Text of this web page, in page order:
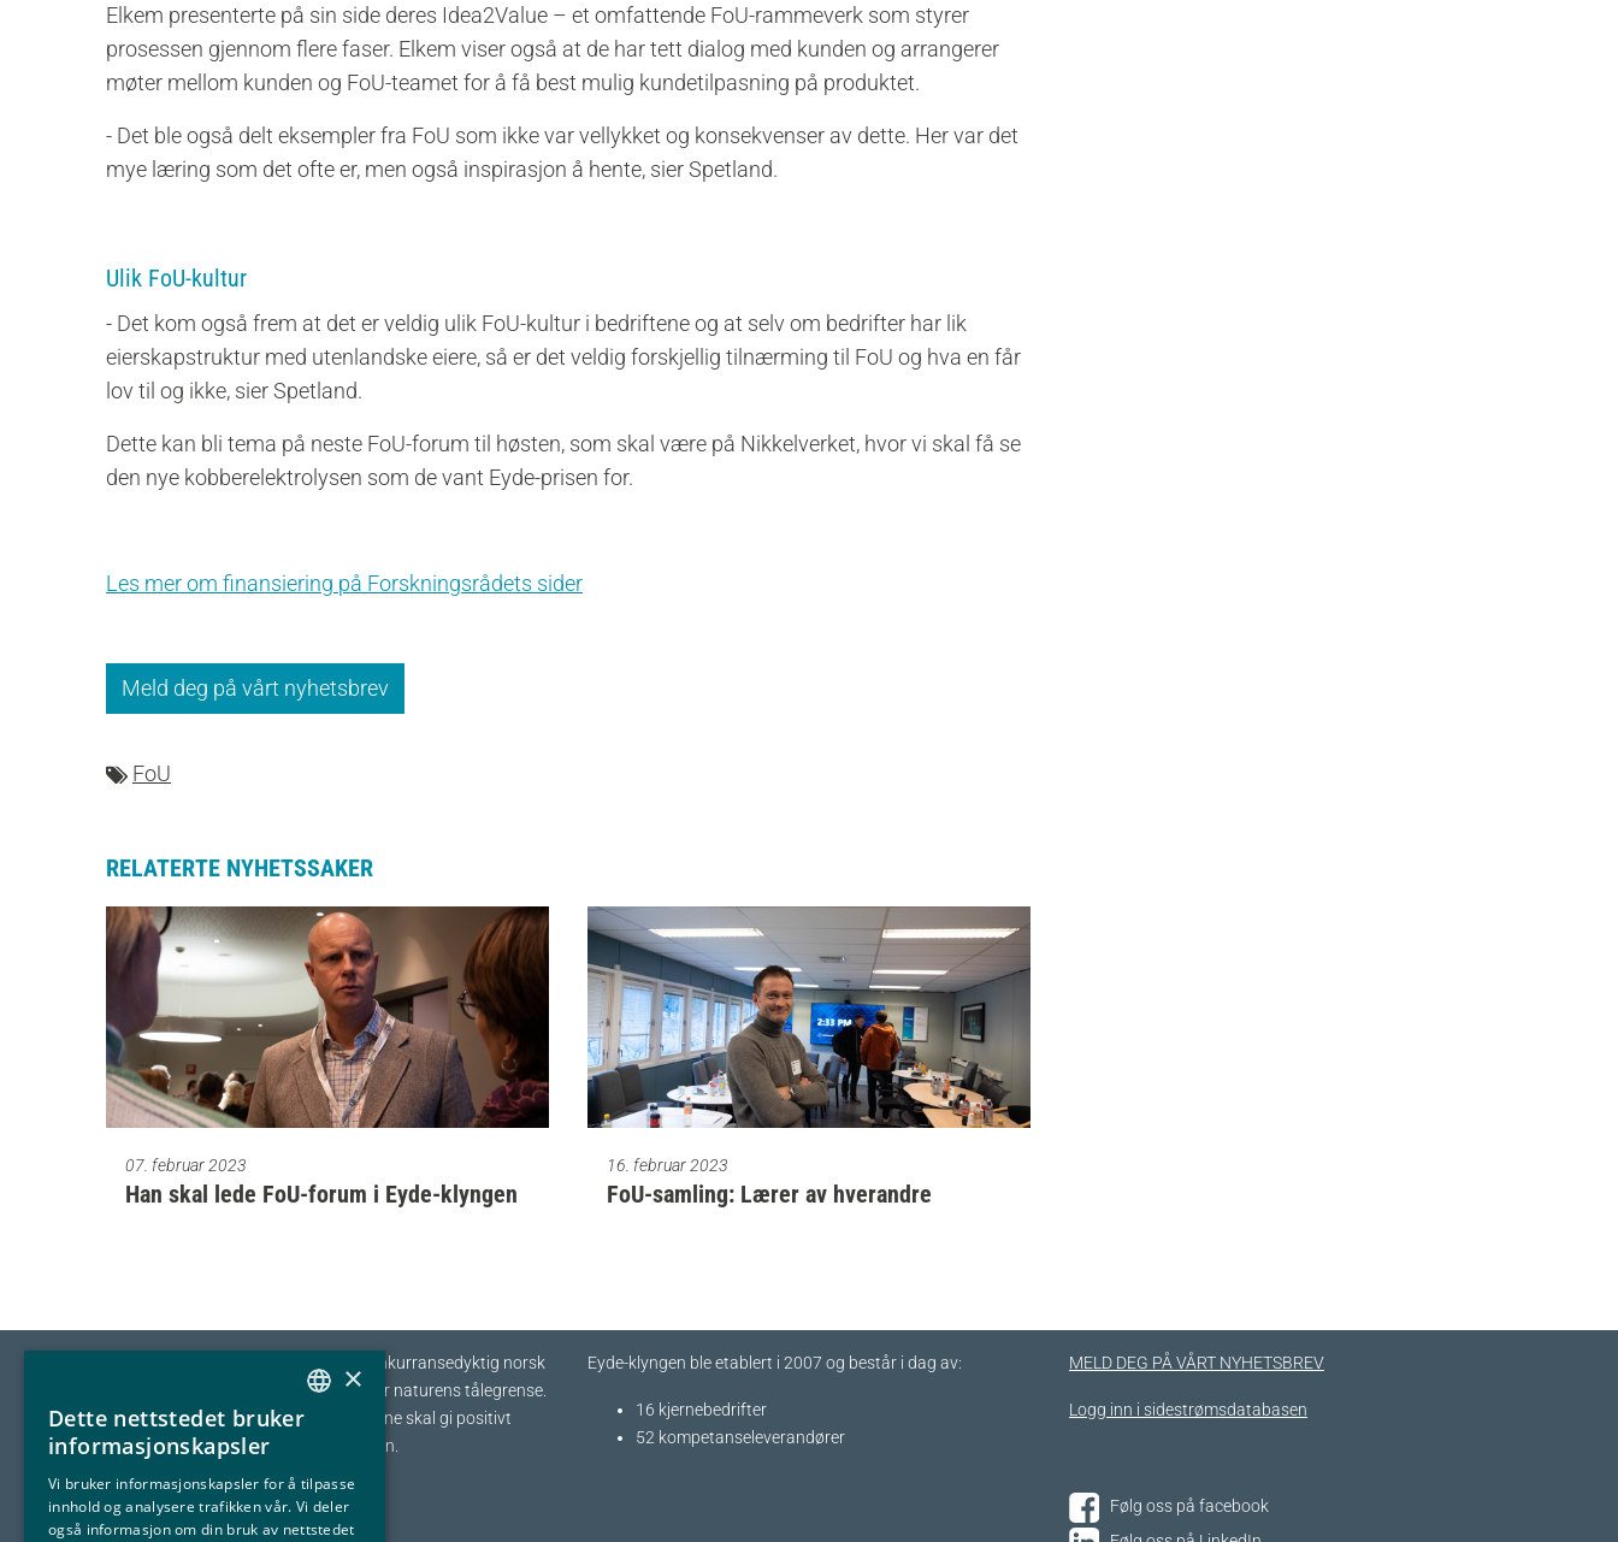
Elkem presenterte på sin side deres Idea2Value – et omfattende FoU-rammeverk som styrer
prosessen gjennom flere faser. Elkem viser også at de har tett dialog med kunden og arrangerer
møter mellom kunden og FoU-teamet for å få best mulig kundetilpasning på produktet.
- Det ble også delt eksempler fra FoU som ikke var vellykket og konsekvenser av dette. Her var det
mye læring som det ofte er, men også inspirasjon å hente, sier Spetland.
Ulik FoU-kultur
- Det kom også frem at det er veldig ulik FoU-kultur i bedriftene og at selv om bedrifter har lik
eierskapstruktur med utenlandske eiere, så er det veldig forskjellig tilnærming til FoU og hva en får
lov til og ikke, sier Spetland.
Dette kan bli tema på neste FoU-forum til høsten, som skal være på Nikkelverket, hvor vi skal få se
den nye kobberelektrolysen som de vant Eyde-prisen for.
Les mer om finansiering på Forskningsrådets sider
Meld deg på vårt nyhetsbrev
FoU
RELATERTE NYHETSSAKER
07. februar 2023
Han skal lede FoU-forum i Eyde-klyngen
16. februar 2023
FoU-samling: Lærer av hverandre
Eyde-klyngen skal sikre tilvekst og konkurransedyktig norsk
prosessindustri som opererer innenfor naturens tålegrense.
I fellesskap streber vi etter at bedriftene skal gi positivt
bidrag tilbake til samfunnet og naturen.
Eyde-klyngen ble etablert i 2007 og består i dag av:
16 kjernebedrifter​
52 kompetanseleverandører
MELD DEG PÅ VÅRT NYHETSBREV
Logg inn i sidestrømsdatabasen
Følg oss på facebook
NORWEGIAN
×
Dette nettstedet bruker
informasjonskapsler
Vi bruker informasjonskapsler for å tilpasse
innhold og analysere trafikken vår. Vi deler
også informasjon om din bruk av nettstedet